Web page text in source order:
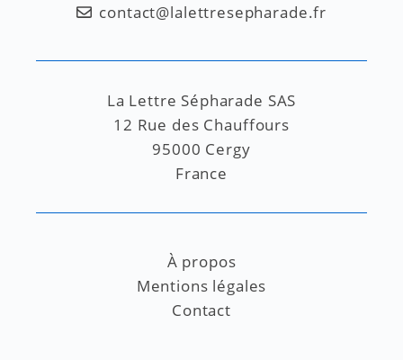
contact@lalettresepharade.fr
La Lettre Sépharade SAS
12 Rue des Chauffours
95000 Cergy
France
À propos
Mentions légales
Contact